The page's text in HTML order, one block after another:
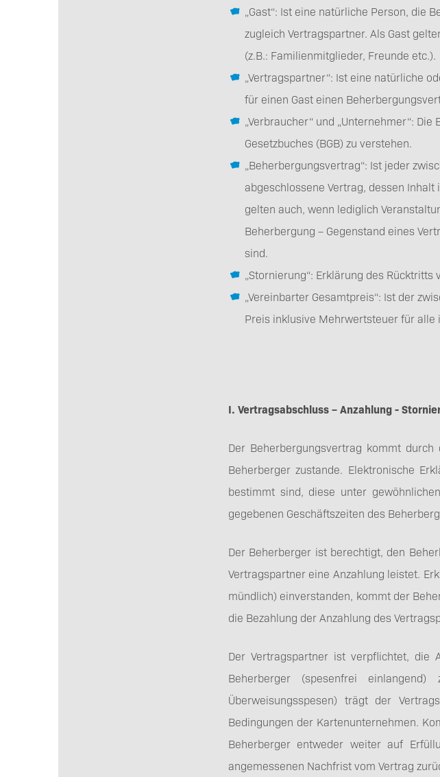
„Gast“: Ist eine natürliche Person, die
zugleich Vertragspartner. Als Gast
(z.B.: Familienmitglieder, Freunde etc.).
„Vertragspartner“: Ist eine natürliche
für einen Gast einen
„Verbraucher“ und „Unternehmer“:
Gesetzbuches (BGB) zu verstehen.
„Beherbergungsvertrag“: Ist jeder
abgeschlossene Vertrag, dessen
gelten auch, wenn lediglich
Beherbergung – Gegenstand eines
sind.
„Stornierung“: Erklärung des
„Vereinbarter Gesamtpreis“: Ist der
Preis inklusive Mehrwertsteuer für alle
I. Vertragsabschluss – Anzahlung -
Der Beherbergungsvertrag kommt
Beherberger zustande. Elektronische
bestimmt sind, diese unter
gegebenen Geschäftszeiten des
Der Beherberger ist berechtigt, den
Vertragspartner eine Anzahlung leistet.
mündlich) einverstanden, kommt der
die Bezahlung der Anzahlung des
Der Vertragspartner ist verpflichtet, die
Beherberger (spesenfrei
Überweisungsspesen) trägt der
Bedingungen der Kartenunternehmen.
Beherberger entweder weiter auf
angemessenen Nachfrist vom Vertrag